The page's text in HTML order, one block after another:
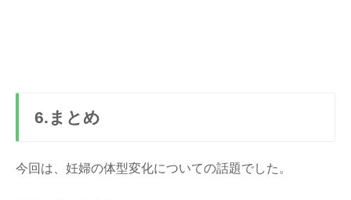
6.まとめ
今回は、妊婦の体型変化についての話題でした。